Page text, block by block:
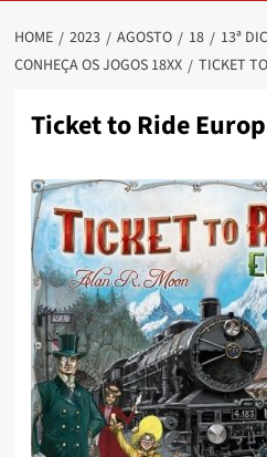
HOME 2023 AGOSTO 18
13ª
CONHEÇA OS JOGOS 18XX
TICKET
Ticket to Ride